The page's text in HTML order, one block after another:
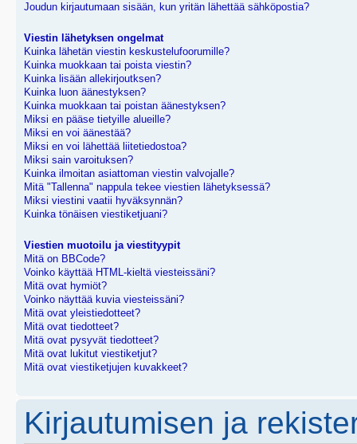
Joudun kirjautumaan sisään, kun yritän lähettää sähköpostia?
Viestin lähetyksen ongelmat
Kuinka lähetän viestin keskustelufoorumille?
Kuinka muokkaan tai poista viestin?
Kuinka lisään allekirjoutksen?
Kuinka luon äänestyksen?
Kuinka muokkaan tai poistan äänestyksen?
Miksi en pääse tietyille alueille?
Miksi en voi äänestää?
Miksi en voi lähettää liitetiedostoa?
Miksi sain varoituksen?
Kuinka ilmoitan asiattoman viestin valvojalle?
Mitä "Tallenna" nappula tekee viestien lähetyksessä?
Miksi viestini vaatii hyväksynnän?
Kuinka tönäisen viestiketjuani?
Viestien muotoilu ja viestityypit
Mitä on BBCode?
Voinko käyttää HTML-kieltä viesteissäni?
Mitä ovat hymiöt?
Voinko näyttää kuvia viesteissäni?
Mitä ovat yleistiedotteet?
Mitä ovat tiedotteet?
Mitä ovat pysyvät tiedotteet?
Mitä ovat lukitut viestiketjut?
Mitä ovat viestiketjujen kuvakkeet?
Kirjautumisen ja